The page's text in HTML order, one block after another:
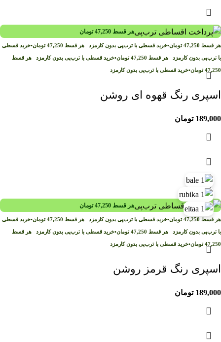
هر قسط 47,250 تومان
هر قسط 47,250 تومان•خرید قسطی با ترب‌پی بدون کارمزد هر قسط 47,250 تومان•خرید قسطی
با ترب‌پی بدون کارمزد هر قسط 47,250 تومان•خرید قسطی با ترب‌پی بدون کارمزد هر قسط
47,250 تومان•خرید قسطی با ترب‌پی بدون کارمزد
اسپری رنگ قهوه ای روشن
189,000 تومان
هر قسط 47,250 تومان
هر قسط 47,250 تومان•خرید قسطی با ترب‌پی بدون کارمزد هر قسط 47,250 تومان•خرید قسطی
با ترب‌پی بدون کارمزد هر قسط 47,250 تومان•خرید قسطی با ترب‌پی بدون کارمزد هر قسط
47,250 تومان•خرید قسطی با ترب‌پی بدون کارمزد
اسپری رنگ قرمز روشن
189,000 تومان